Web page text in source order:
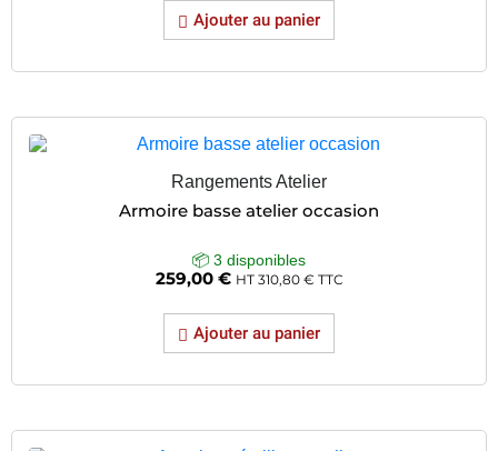
Ajouter au panier
Rangements Atelier
Armoire basse atelier occasion
📦 3 disponibles
259,00 € HT 310,80 € TTC
Ajouter au panier